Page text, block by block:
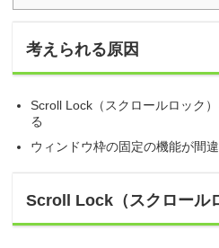
考えられる原因
Scroll Lock（スクロールロック
る
ウィンドウ枠の固定の機能が間
Scroll Lock（スクロール